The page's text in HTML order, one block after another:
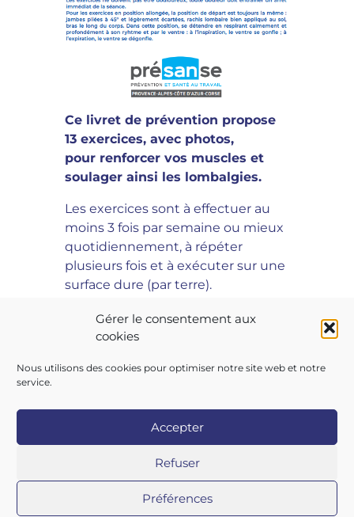
Gérer le consentement aux
cookies
Nous utilisons des cookies pour optimiser notre site web et notre
service.
Accepter
Refuser
Préférences
Ce livret de prévention propose
13 exercices, avec photos,
pour renforcer vos muscles et
soulager ainsi les lombalgies.
Les exercices sont à effectuer au
moins 3 fois par semaine ou mieux
quotidiennement, à répéter
plusieurs fois et à exécuter sur une
surface dure (par terre).
Pour le télécharger, cliquez ici !
Copyright 2026 AIST 84 |Politique de confidentialité|
Contactez-nous